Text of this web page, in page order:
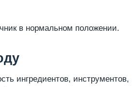
в нормальном положении.
ингредиентов, инструментов,